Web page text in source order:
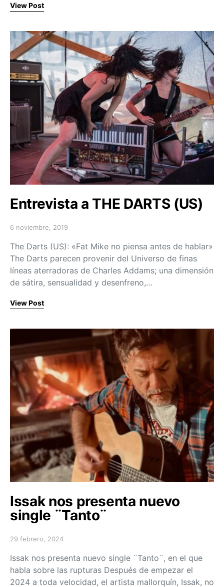
View Post
Entrevista a THE DARTS (US)
Posted on
6 noviembre, 2019
The Darts (US): «Fat Mike no piensa antes de hablar»
The Darts parecen provenir del Universo de finas
líneas aterradoras de Charles Addams; una dimensión
de sátira, sensualidad y desenfreno,…
View Post
Issak nos presenta nuevo
single ¨Tanto¨
Posted on
29 febrero, 2024
Issak nos presenta nuevo single ¨Tanto¨, en el que
habla sobre las rupturas Después de empezar el
2024 a toda velocidad, el artista mallorquín, Issak, no